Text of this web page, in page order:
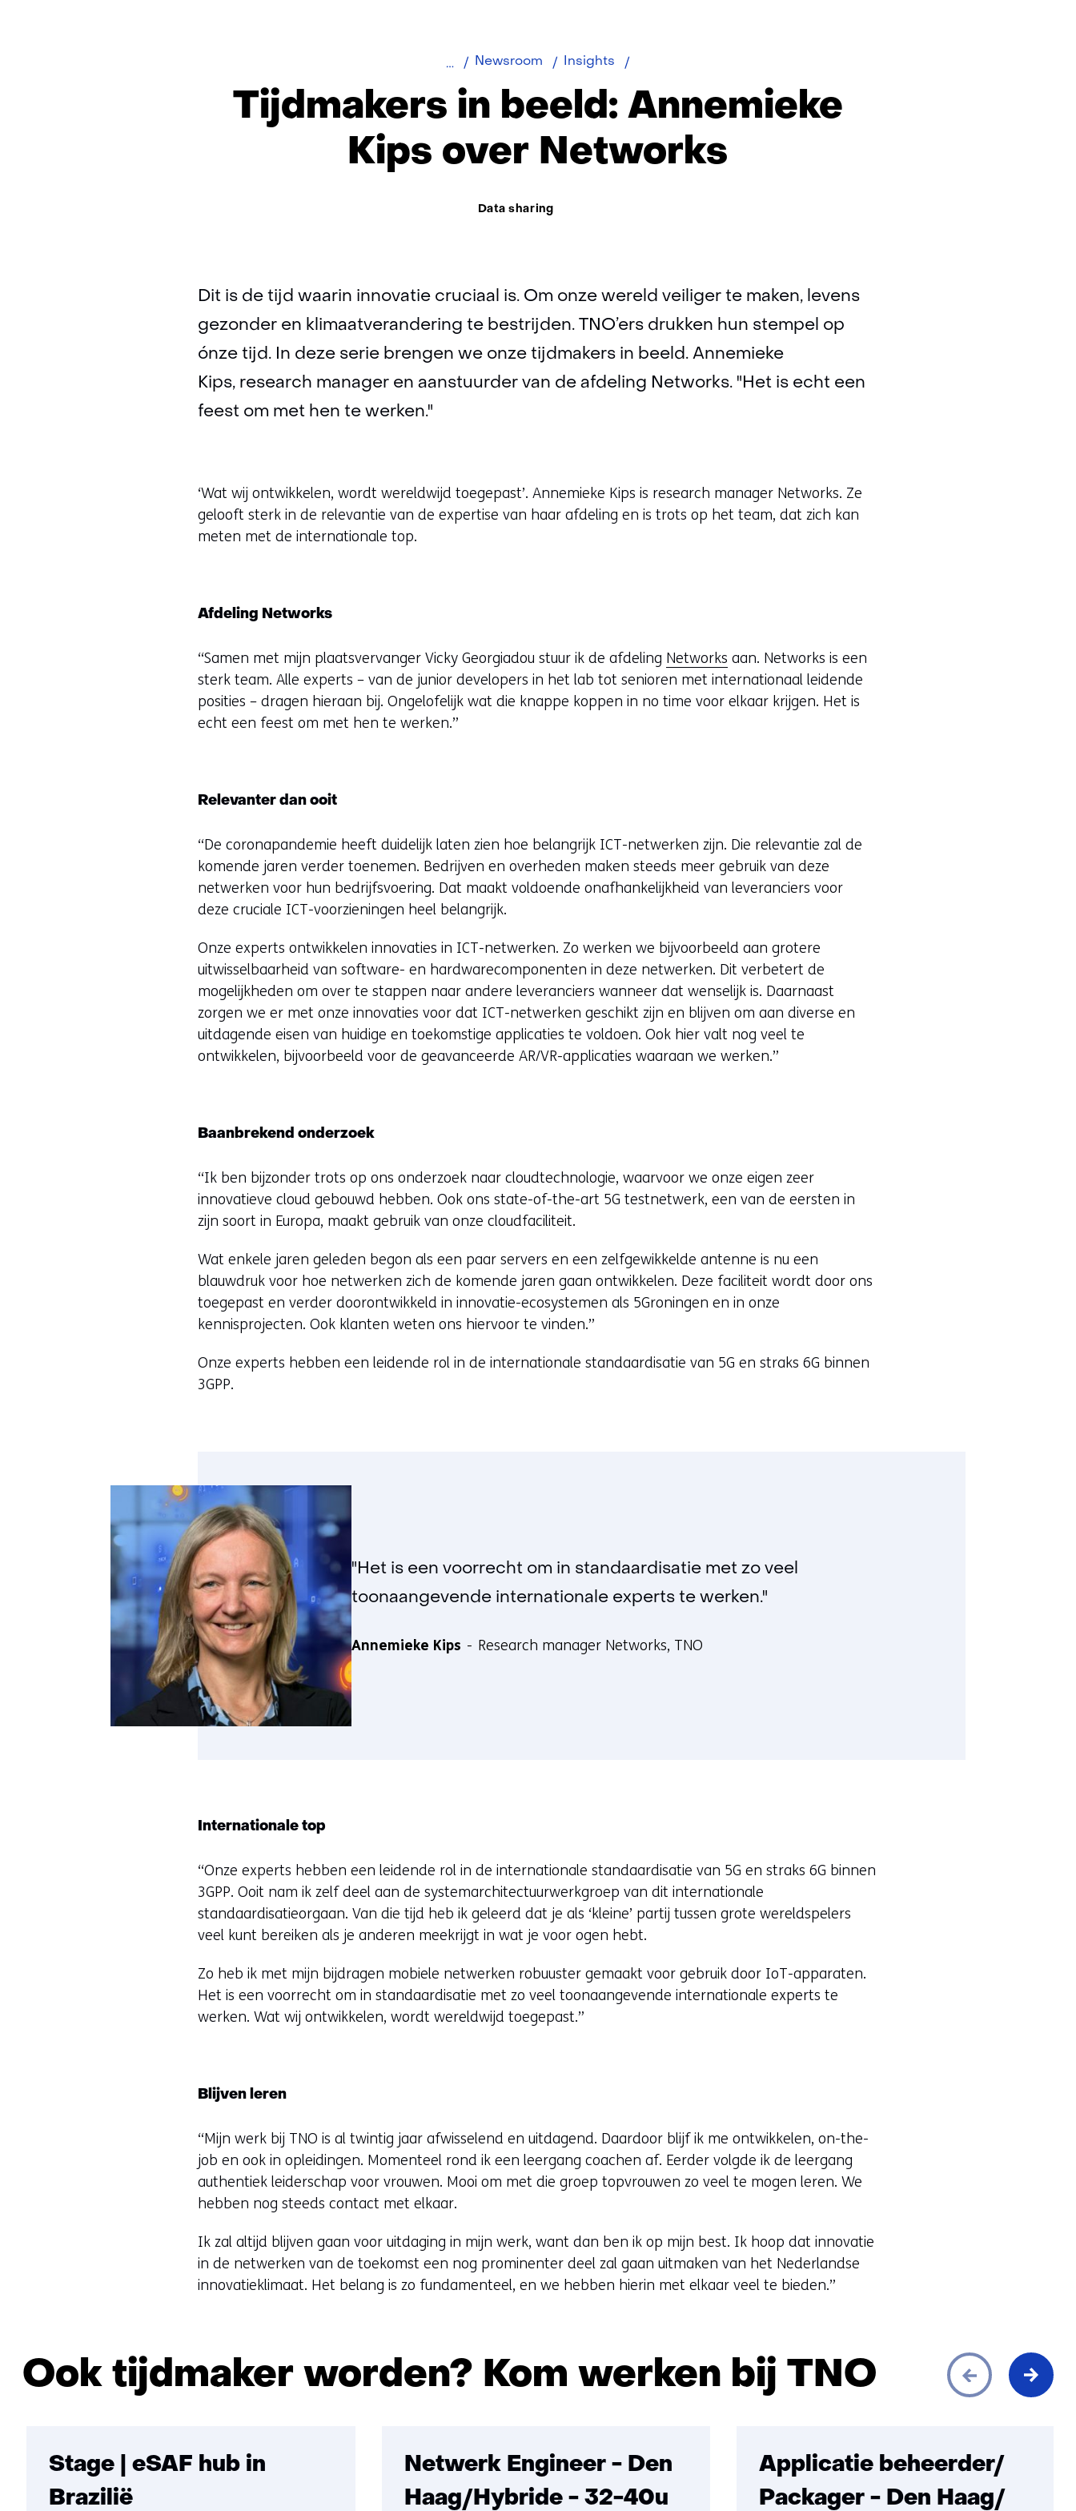
Newsroom Insights
beeld:
Kips
Tijdmakers in beeld: Annemieke
Kips over Networks
Thema:
Data sharing
Dit is de tijd waarin innovatie cruciaal is. Om onze wereld veiliger te maken, levens
gezonder en klimaatverandering te bestrijden. TNO’ers drukken hun stempel op
ónze tijd. In deze serie brengen we onze tijdmakers in beeld. Annemieke
Kips, research manager en aanstuurder van de afdeling Networks. "Het is echt een
feest om met hen te werken."
‘Wat wij ontwikkelen, wordt wereldwijd toegepast’. Annemieke Kips is research manager Networks. Ze
gelooft sterk in de relevantie van de expertise van haar afdeling en is trots op het team, dat zich kan
meten met de internationale top.
Afdeling Networks
“Samen met mijn plaatsvervanger Vicky Georgiadou stuur ik de afdeling Networks aan. Networks is een
sterk team. Alle experts – van de junior developers in het lab tot senioren met internationaal leidende
posities – dragen hieraan bij. Ongelofelijk wat die knappe koppen in no time voor elkaar krijgen. Het is
echt een feest om met hen te werken.”
Relevanter dan ooit
“De coronapandemie heeft duidelijk laten zien hoe belangrijk ICT-netwerken zijn. Die relevantie zal de
komende jaren verder toenemen. Bedrijven en overheden maken steeds meer gebruik van deze
netwerken voor hun bedrijfsvoering. Dat maakt voldoende onafhankelijkheid van leveranciers voor
deze cruciale ICT-voorzieningen heel belangrijk.
Onze experts ontwikkelen innovaties in ICT-netwerken. Zo werken we bijvoorbeeld aan grotere
uitwisselbaarheid van software- en hardwarecomponenten in deze netwerken. Dit verbetert de
mogelijkheden om over te stappen naar andere leveranciers wanneer dat wenselijk is. Daarnaast
zorgen we er met onze innovaties voor dat ICT-netwerken geschikt zijn en blijven om aan diverse en
uitdagende eisen van huidige en toekomstige applicaties te voldoen. Ook hier valt nog veel te
ontwikkelen, bijvoorbeeld voor de geavanceerde AR/VR-applicaties waaraan we werken.”
Baanbrekend onderzoek
“Ik ben bijzonder trots op ons onderzoek naar cloudtechnologie, waarvoor we onze eigen zeer
innovatieve cloud gebouwd hebben. Ook ons state-of-the-art 5G testnetwerk, een van de eersten in
zijn soort in Europa, maakt gebruik van onze cloudfaciliteit.
Wat enkele jaren geleden begon als een paar servers en een zelfgewikkelde antenne is nu een
blauwdruk voor hoe netwerken zich de komende jaren gaan ontwikkelen. Deze faciliteit wordt door ons
toegepast en verder doorontwikkeld in innovatie-ecosystemen als 5Groningen en in onze
kennisprojecten. Ook klanten weten ons hiervoor te vinden.”
Onze experts hebben een leidende rol in de internationale standaardisatie van 5G en straks 6G binnen
3GPP.
"Het is een voorrecht om in standaardisatie met zo veel
toonaangevende internationale experts te werken."
Annemieke Kips Research manager Networks, TNO
Internationale top
“Onze experts hebben een leidende rol in de internationale standaardisatie van 5G en straks 6G binnen
3GPP. Ooit nam ik zelf deel aan de systemarchitectuurwerkgroep van dit internationale
standaardisatieorgaan. Van die tijd heb ik geleerd dat je als ‘kleine’ partij tussen grote wereldspelers
veel kunt bereiken als je anderen meekrijgt in wat je voor ogen hebt.
Zo heb ik met mijn bijdragen mobiele netwerken robuuster gemaakt voor gebruik door IoT-apparaten.
Het is een voorrecht om in standaardisatie met zo veel toonaangevende internationale experts te
werken. Wat wij ontwikkelen, wordt wereldwijd toegepast.”
Blijven leren
“Mijn werk bij TNO is al twintig jaar afwisselend en uitdagend. Daardoor blijf ik me ontwikkelen, on-the-
job en ook in opleidingen. Momenteel rond ik een leergang coachen af. Eerder volgde ik de leergang
authentiek leiderschap voor vrouwen. Mooi om met die groep topvrouwen zo veel te mogen leren. We
hebben nog steeds contact met elkaar.
Ik zal altijd blijven gaan voor uitdaging in mijn werk, want dan ben ik op mijn best. Ik hoop dat innovatie
in de netwerken van de toekomst een nog prominenter deel zal gaan uitmaken van het Nederlandse
innovatieklimaat. Het belang is zo fundamenteel, en we hebben hierin met elkaar veel te bieden.”
Ook tijdmaker worden? Kom werken bij TNO
over
(Ook
tijdmaker
Stage | eSAF hub in
Brazilië
Netwerk Engineer - Den
Haag/Hybride - 32-40u
Applicatie beheerder/
Packager - Den Haag/